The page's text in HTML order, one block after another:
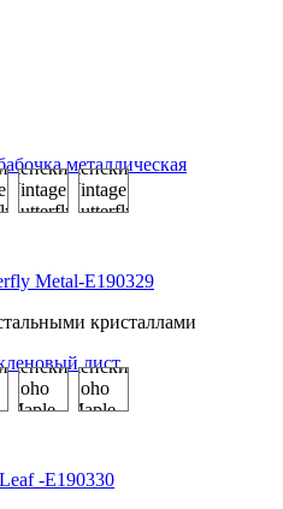
Metal-E190329
кристаллами
-E190330